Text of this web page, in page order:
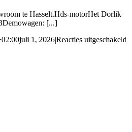
te Hasselt.Hds-motorHet Dorlik
[...]
juli 1, 2026|Reacties uitgeschakeld